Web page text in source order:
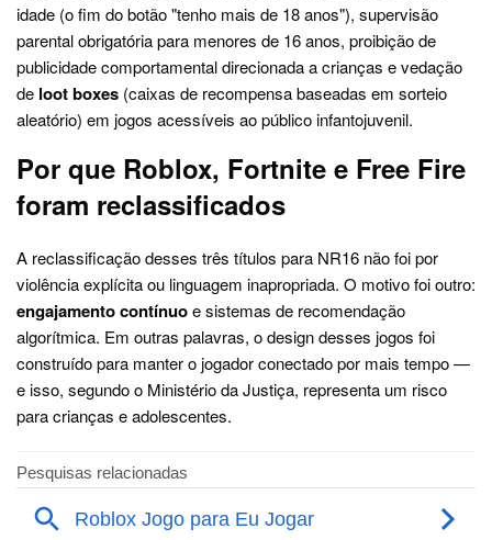
idade (o fim do botão "tenho mais de 18 anos"), supervisão
parental obrigatória para menores de 16 anos, proibição de
publicidade comportamental direcionada a crianças e vedação
de loot boxes (caixas de recompensa baseadas em sorteio
aleatório) em jogos acessíveis ao público infantojuvenil.
Por que Roblox, Fortnite e Free Fire
foram reclassificados
A reclassificação desses três títulos para NR16 não foi por
violência explícita ou linguagem inapropriada. O motivo foi outro:
engajamento contínuoe sistemas de recomendação
algorítmica. Em outras palavras, o design desses jogos foi
construído para manter o jogador conectado por mais tempo —
e isso, segundo o Ministério da Justiça, representa um risco
para crianças e adolescentes.